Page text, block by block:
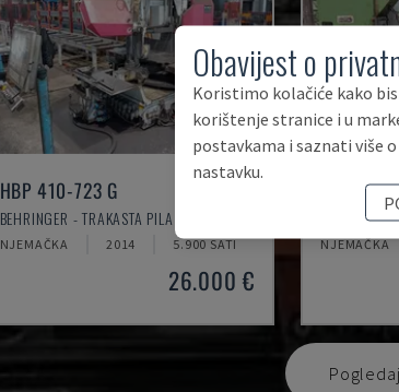
HBP 410-723 G
BEHRINGER - TRAKASTA PILA ZA METAL
NJEMAČKA 2014 5.900 SATI
26.000 €
2MF/
FRIGGI -
NJEMAČKA
Obavijest o
Koristimo kolačiće kako
korištenje stranice i u
postavkama i saznati više
nastavku.